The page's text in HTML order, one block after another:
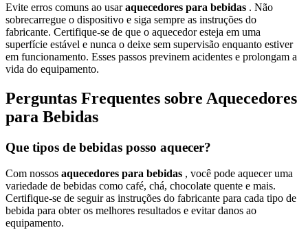
Evite erros comuns ao usaraquecedores para bebidas . Não
sobrecarregue o dispositivo e siga sempre as instruções do
fabricante. Certifique-se de que o aquecedor esteja em uma
superfície estável e nunca o deixe sem supervisão enquanto estiver
em funcionamento. Esses passos previnem acidentes e prolongam a
vida do equipamento.
Perguntas Frequentes sobre Aquecedores
para Bebidas
Que tipos de bebidas posso aquecer?
Com nossos aquecedores para bebidas , você pode aquecer uma
variedade de bebidas como café, chá, chocolate quente e mais.
Certifique-se de seguir as instruções do fabricante para cada tipo de
bebida para obter os melhores resultados e evitar danos ao
equipamento.